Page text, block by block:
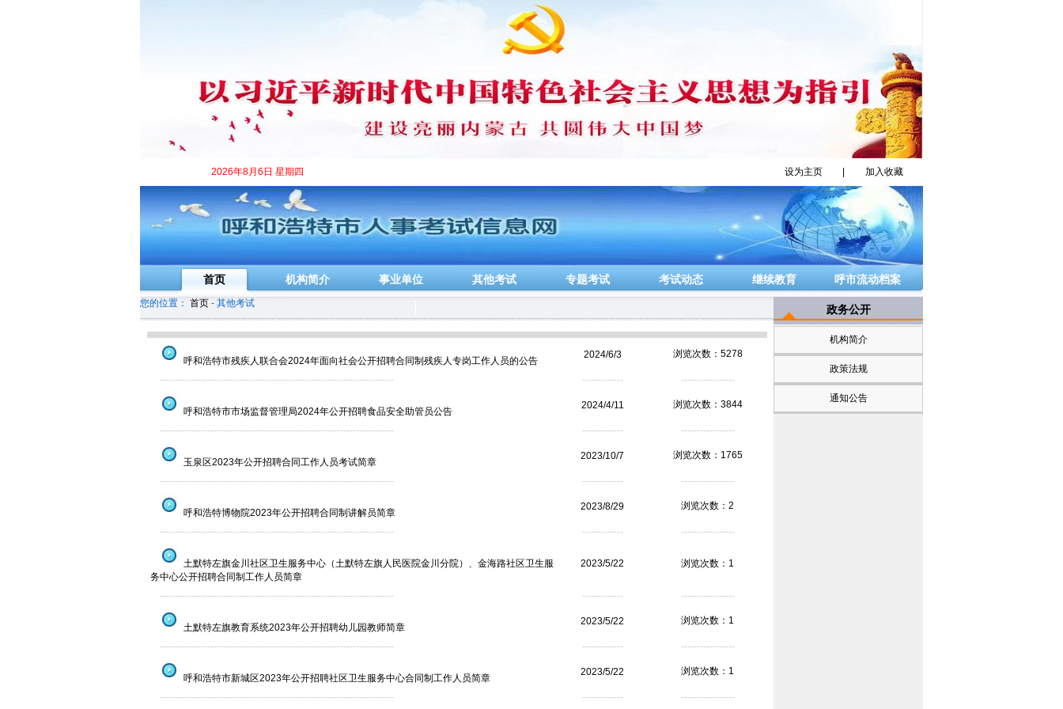
2026年8月6日 星期四 设为主页 加入收藏
首页 机构简介 事业单位 其他考试 专题考试 考试动态 继续教育 呼市流动档案
您的位置： 首页 - 其他考试 政务公开
机构简介
政策法规
通知公告
呼和浩特市残疾人联合会2024年面向社会公开招聘合同制残疾人专岗工作人员的公告
2024/6/3 浏览次数：5278
-------------------------------------------------------------------------- ------------- -----------------
呼和浩特市市场监督管理局2024年公开招聘食品安全助管员公告
2024/4/11 浏览次数：3844
-------------------------------------------------------------------------- ------------- -----------------
玉泉区2023年公开招聘合同工作人员考试简章
2023/10/7 浏览次数：1765
-------------------------------------------------------------------------- ------------- -----------------
呼和浩特博物院2023年公开招聘合同制讲解员简章
2023/8/29 浏览次数：2
-------------------------------------------------------------------------- ------------- -----------------
土默特左旗金川社区卫生服务中心（土默特左旗人民医院金川分院）、金海路社区卫生服
务中心公开招聘合同制工作人员简章
2023/5/22 浏览次数：1
-------------------------------------------------------------------------- ------------- -----------------
土默特左旗教育系统2023年公开招聘幼儿园教师简章
2023/5/22 浏览次数：1
-------------------------------------------------------------------------- ------------- -----------------
呼和浩特市新城区2023年公开招聘社区卫生服务中心合同制工作人员简章
2023/5/22 浏览次数：1
-------------------------------------------------------------------------- ------------- -----------------